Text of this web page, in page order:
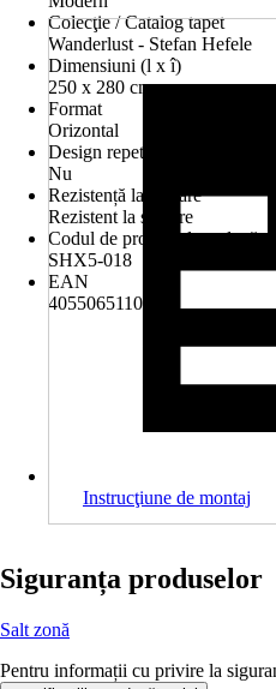
Colecţie / Catalog tapet
Wanderlust - Stefan Hefele
Dimensiuni (l x î)
250 x 280 cm
Format
Orizontal
Design repetitiv
Nu
Rezistență la spălare
Rezistent la spălare
Codul de produs al
SHX5-018
EAN
4055065110993
Instrucţiune de montaj
Siguranța produselor
Salt zonă
Pentru informații cu privire la